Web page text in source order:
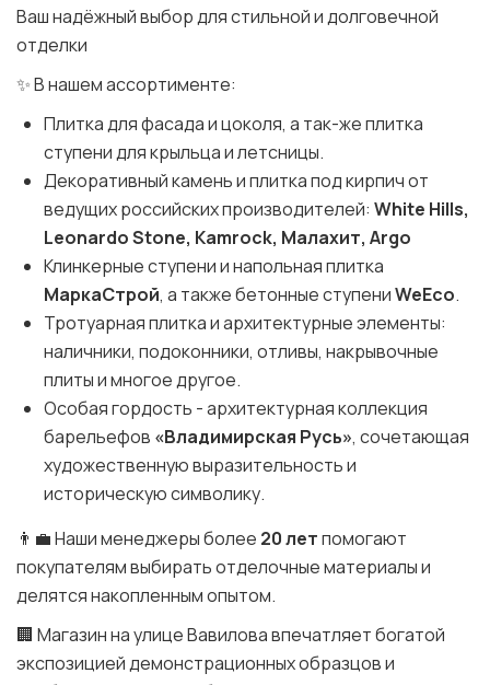
Ваш надёжный выбор для стильной и долговечной
отделки
✨ В нашем ассортименте:
Плитка для фасада и цоколя, а так-же плитка
ступени для крыльца и летсницы.
Декоративный камень и плитка под кирпич от
ведущих российских производителей: White Hills,
Leonardo Stone, Kamrock, Малахит, Argo
Клинкерные ступени и напольная плитка
МаркаСтрой, а также бетонные ступениWeEco.
Тротуарная плитка и архитектурные элементы:
наличники, подоконники, отливы, накрывочные
плиты и многое другое.
Особая гордость - архитектурная коллекция
барельефов «Владимирская Русь», сочетающая
художественную выразительность и
историческую символику.
👨‍💼 Наши менеджеры более 20 летпомогают
покупателям выбирать отделочные материалы и
делятся накопленным опытом.
🏢 Магазин на улице Вавилова впечатляет богатой
экспозицией демонстрационных образцов и